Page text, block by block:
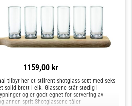
1159,00 kr
tilbyr her et stilrent shotglass-sett med seks
solid brett i eik. Glassene står stødig i
og er godt egnet for servering av
annen sprit.Shotglassene tåler